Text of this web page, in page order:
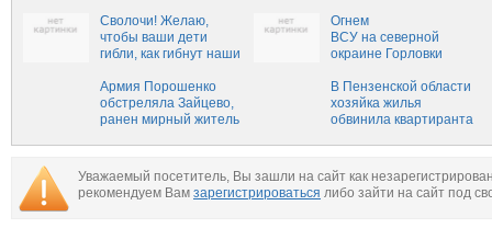
Зайцево
Сволочи! Желаю,
чтобы ваши дети
гибли, как гибнут наши
Донбасса высказала
ОБСЕ всё, что думает
(ВИДЕО)
Огнем
ВСУ на северной
окраине Горловки
жительница
Армия Порошенко
обстреляла Зайцево,
ранен мирный житель
В Пензенской области
хозяйка жилья
обвинила квартиранта
Уважаемый посетитель, Вы зашли на сайт как
рекомендуем Вам зарегистрироваться либо зайти на сайт под